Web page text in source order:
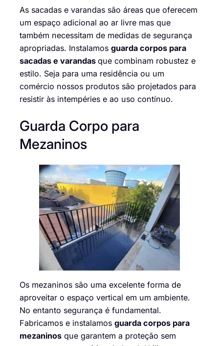
As sacadas e varandas são áreas que oferecem
um espaço adicional ao ar livre mas que
também necessitam de medidas de segurança
apropriadas. Instalamos guarda corpos para
sacadas e varandas que combinam robustez e
estilo. Seja para uma residência ou um
comércio nossos produtos são projetados para
resistir às intempéries e ao uso contínuo.
Guarda Corpo para
Mezaninos
Os mezaninos são uma excelente forma de
aproveitar o espaço vertical em um ambiente.
No entanto segurança é fundamental.
Fabricamos e instalamos guarda corpos para
mezaninos que garantem a proteção sem